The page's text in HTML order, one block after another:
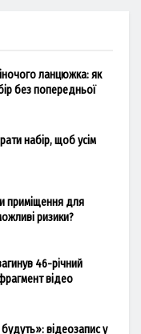
ланцюжка: як
без попередньої
набір, щоб усім
приміщення для
ризики?
46-річний
відео
відеозапис у